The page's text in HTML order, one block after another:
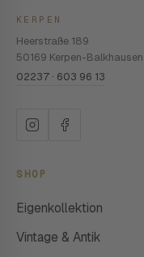
KERPEN
Heerstraße 189
50169 Kerpen-Balkhausen
02237 · 603 96 13
SHOP
Eigenkollektion
Vintage & Antik